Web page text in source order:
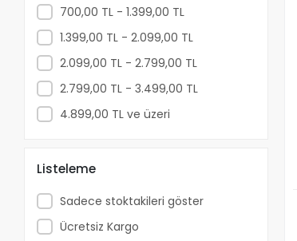
700,00 TL - 1.399,00 TL
1.399,00 TL - 2.099,00 TL
2.099,00 TL - 2.799,00 TL
2.799,00 TL - 3.499,00 TL
4.899,00 TL ve üzeri
Listeleme
Sadece stoktakileri göster
Ücretsiz Kargo